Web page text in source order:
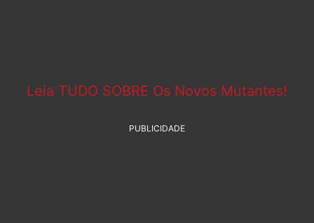
Leia TUDO SOBRE Os Novos Mutantes!
PUBLICIDADE